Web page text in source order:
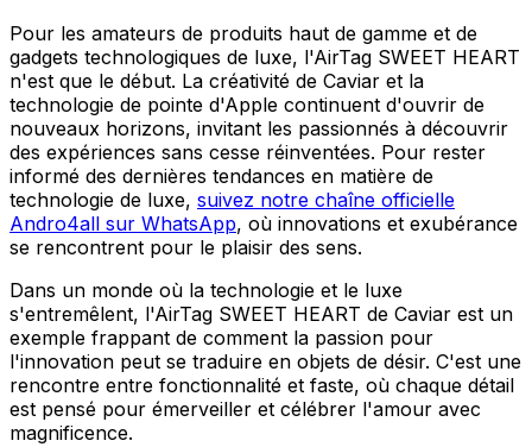
Pour les amateurs de produits haut de gamme et de
gadgets technologiques de luxe, l'AirTag SWEET HEART
n'est que le début. La créativité de Caviar et la
technologie de pointe d'Apple continuent d'ouvrir de
nouveaux horizons, invitant les passionnés à découvrir
des expériences sans cesse réinventées. Pour rester
informé des dernières tendances en matière de
technologie de luxe, suivez notre chaîne officielle
Andro4all sur WhatsApp, où innovations et exubérance
se rencontrent pour le plaisir des sens.
Dans un monde où la technologie et le luxe
s'entremêlent, l'AirTag SWEET HEART de Caviar est un
exemple frappant de comment la passion pour
l'innovation peut se traduire en objets de désir. C'est une
rencontre entre fonctionnalité et faste, où chaque détail
est pensé pour émerveiller et célébrer l'amour avec
magnificence.